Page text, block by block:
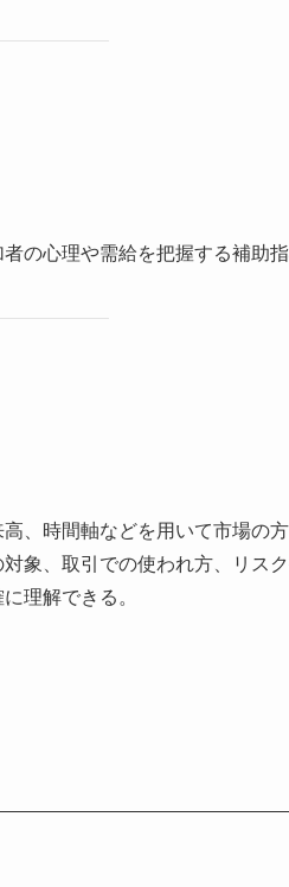
の心理や需給を把握する補助
、時間軸などを用いて市場の
象、取引での使われ方、リス
理解できる。